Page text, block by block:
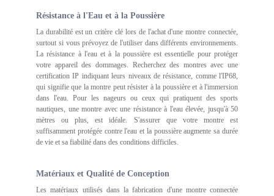
Résistance à l'Eau et à la Poussière
La durabilité est un critère clé lors de l'achat d'une montre connectée,
surtout si vous prévoyez de l'utiliser dans différents environnements.
La résistance à l'eau et à la poussière est essentielle pour protéger
votre appareil des dommages. Recherchez des montres avec une
certification IP indiquant leurs niveaux de résistance, comme l'IP68,
qui signifie que la montre peut résister à la poussière et à l'immersion
dans l'eau. Pour les nageurs ou ceux qui pratiquent des sports
nautiques, une montre avec une résistance à l'eau élevée, jusqu'à 50
mètres ou plus, est idéale. S'assurer que votre montre est
suffisamment protégée contre l'eau et la poussière augmente sa durée
de vie et sa fiabilité dans des conditions difficiles.
Matériaux et Qualité de Conception
Les matériaux utilisés dans la fabrication d'une montre connectée